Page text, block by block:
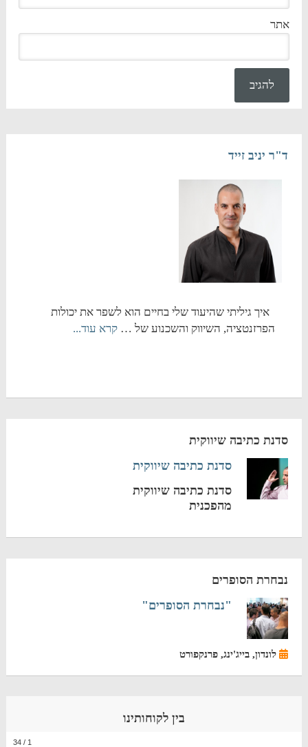
אתר
ד"ר יניב זייד
איך גיליתי שהיעוד שלי בחיים הוא לשפר את יכולות
הפרזנטציה, השיווק והשכנוע של … קרא עוד...
סדנת כתיבה שיווקית
סדנת כתיבה שיווקית
סדנת כתיבה שיווקית
מהפכנית
נבחרת הסופרים
"נבחרת הסופרים"
לונדון, בייג'ינג, פרנקפורט
בין לקוחותינו
1
/
34